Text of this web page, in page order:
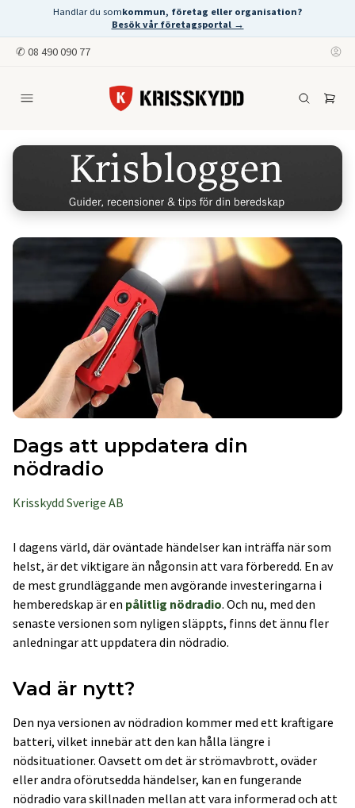
Handlar du somkommun, företag eller organisation?
Besök vår företagsportal →
✆ 08 490 090 77
Dags att uppdatera din
nödradio
Krisskydd Sverige AB
I dagens värld, där oväntade händelser kan inträffa när som
helst, är det viktigare än någonsin att vara förberedd. En av
de mest grundläggande men avgörande investeringarna i
hemberedskap är en pålitlig nödradio. Och nu, med den
senaste versionen som nyligen släppts, finns det ännu fler
anledningar att uppdatera din nödradio.
Vad är nytt?
Den nya versionen av nödradion kommer med ett kraftigare
batteri, vilket innebär att den kan hålla längre i
nödsituationer. Oavsett om det är strömavbrott, oväder
eller andra oförutsedda händelser, kan en fungerande
nödradio vara skillnaden mellan att vara informerad och att